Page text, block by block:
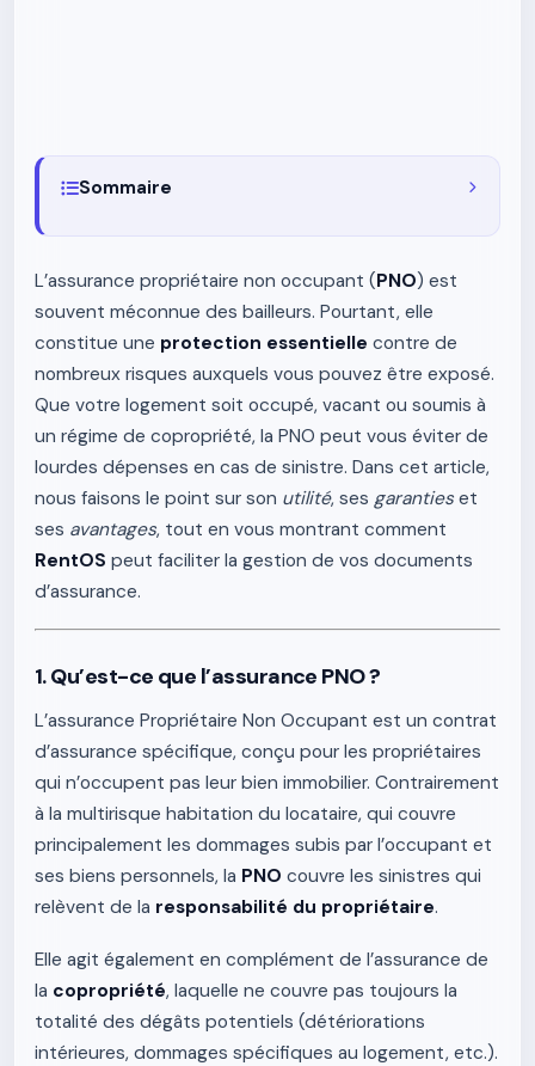
Sommaire
L’assurance propriétaire non occupant (PNO) est
souvent méconnue des bailleurs. Pourtant, elle
constitue une protection essentielle contre de
nombreux risques auxquels vous pouvez être exposé.
Que votre logement soit occupé, vacant ou soumis à
un régime de copropriété, la PNO peut vous éviter de
lourdes dépenses en cas de sinistre. Dans cet article,
nous faisons le point sur son utilité, ses garanties et
ses avantages, tout en vous montrant comment
RentOS peut faciliter la gestion de vos documents
d’assurance.
1. Qu’est-ce que l’assurance PNO ?
L’assurance Propriétaire Non Occupant est un contrat
d’assurance spécifique, conçu pour les propriétaires
qui n’occupent pas leur bien immobilier. Contrairement
à la multirisque habitation du locataire, qui couvre
principalement les dommages subis par l’occupant et
ses biens personnels, la PNO couvre les sinistres qui
relèvent de la responsabilité du propriétaire.
Elle agit également en complément de l’assurance de
la copropriété, laquelle ne couvre pas toujours la
totalité des dégâts potentiels (détériorations
intérieures, dommages spécifiques au logement, etc.).